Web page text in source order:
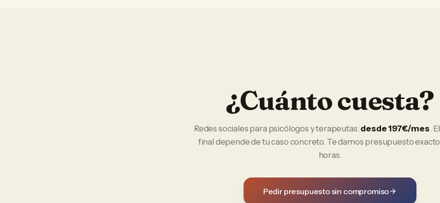
¿Cuánto cuesta?
Redes sociales para psicólogos y terapeutas: desde 197€/mes.
final depende de tu caso concreto. Te damos presupuesto
horas.
Pedir presupuesto sin compromiso